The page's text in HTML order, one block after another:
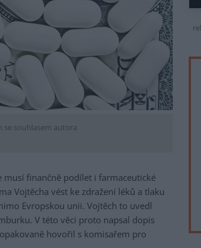
se souhlasem autora
musí finančně podílet i farmaceutické
Vojtěcha vést ke zdražení léků a tlaku
Evropskou unii. Vojtěch to uvedl
V této věci proto napsal dopis
hovořil s komisařem pro